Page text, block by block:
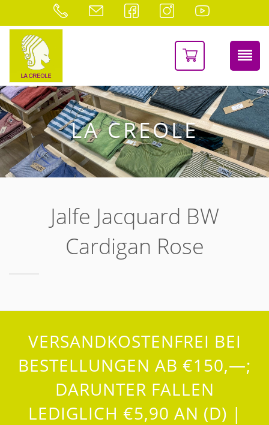
LA CREOLE
Jalfe Jacquard BW
Cardigan Rose
VERSANDKOSTENFREI BEI
BESTELLUNGEN AB €150,—;
DARUNTER FALLEN
LEDIGLICH €5,90 AN (D) |